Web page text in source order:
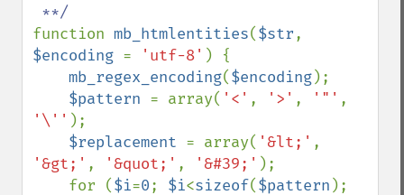
function mb_htmlentities($str
$encoding = 'utf-8' ) {
mb_regex_encoding($encoding);
$pattern = array( '<' , '>' , '"'
'\'' );
$replacement = array( '&lt;'
'&gt;' , '&quot;' , '&#39;' );
    for (
$i=0; $i<sizeof($pattern